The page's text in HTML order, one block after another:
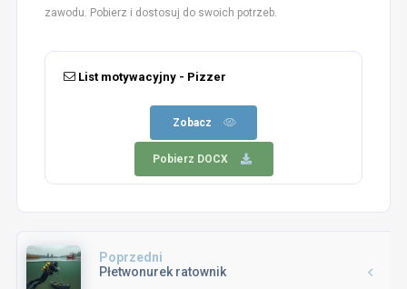
zawodu. Pobierz i dostosuj do swoich potrzeb.
List motywacyjny - Pizzer
Zobacz
Pobierz DOCX
Poprzedni
Płetwonurek ratownik